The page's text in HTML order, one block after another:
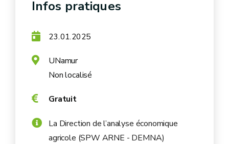
Infos pratiques
23.01.2025
UNamur
Non localisé
Gratuit
La Direction de l’analyse économique
agricole (SPW ARNE - DEMNA)